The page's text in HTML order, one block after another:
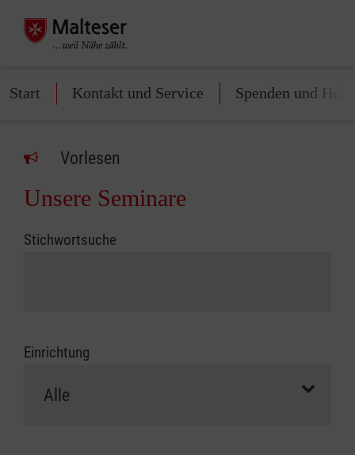
Start Kontakt und Service Spenden und
Vorlesen
Unsere Seminare
Stichwortsuche
Einrichtung